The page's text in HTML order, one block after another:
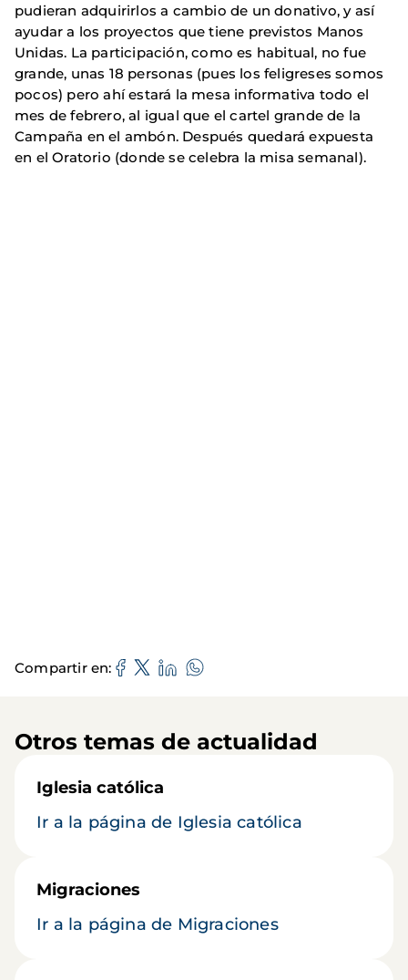
pudieran adquirirlos a cambio de un donativo, y así
ayudar a los proyectos que tiene previstos Manos
Unidas. La participación, como es habitual, no fue
grande, unas 18 personas (pues los feligreses somos
pocos) pero ahí estará la mesa informativa todo el
mes de febrero, al igual que el cartel grande de la
Campaña en el ambón. Después quedará expuesta
en el Oratorio (donde se celebra la misa semanal).
Compartir en
Otros temas de actualidad
Iglesia católica
Ir a la página de Iglesia católica
Migraciones
Ir a la página de Migraciones